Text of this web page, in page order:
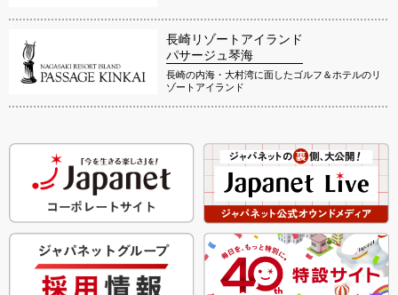
長崎リゾートアイランド
パサージュ琴海
長崎の内海・大村湾に面したゴルフ＆ホテルのリ
ゾートアイランド